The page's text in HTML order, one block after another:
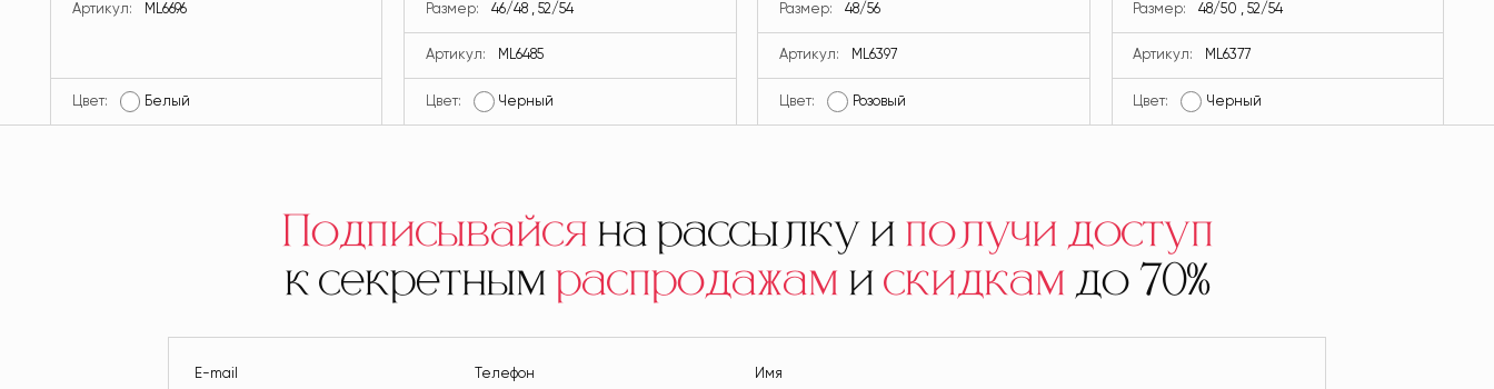
Артикул: ML6696
Цвет: Белый
Размер: 46/48 , 52/54
Артикул: ML6485
Цвет: Черный
Размер: 48/56
Артикул: ML6397
Цвет: Розовый
Размер: 48/50 , 52/54
Артикул: ML6377
Цвет: Черный
Подписывайсяна рассылку иполучи доступ
к секретнымраспродажамискидкамдо 70%
E-mail Телефон Имя